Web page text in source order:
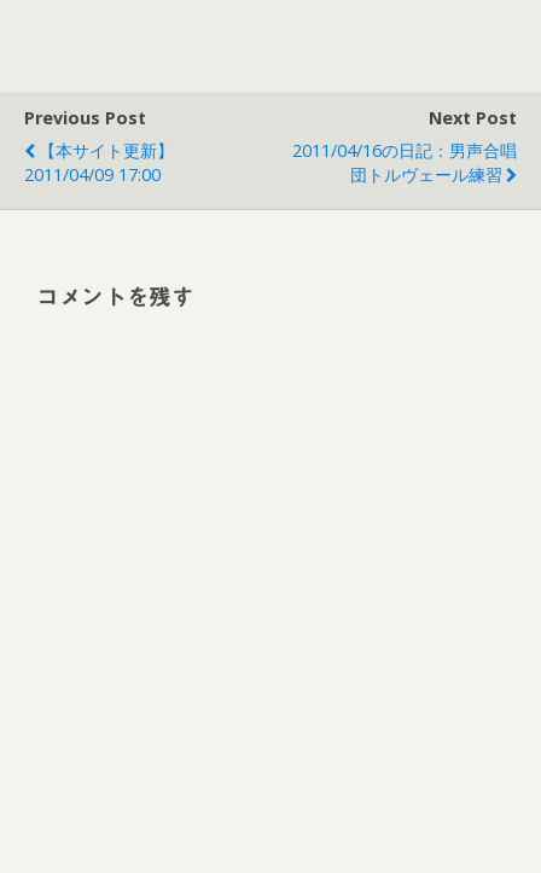
Previous Post
【本サイト更新】
2011/04/09 17:00
Next Post
2011/04/16の日記：男声合唱
団トルヴェール練習
コメントを残す